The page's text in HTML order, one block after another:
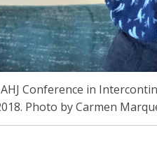
Conference in
Photo by Carmen